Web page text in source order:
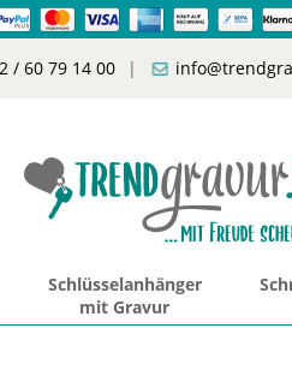
/ 60 79 14 00 |
Schlüsselanhänger
mit Gravur